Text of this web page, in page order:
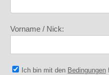
Vorname / Nick:
Ich bin mit den Bedingungen